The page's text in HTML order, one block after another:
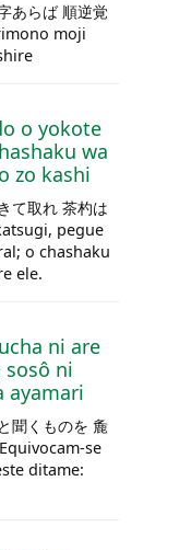
あらば 順逆覚
moji
o yokote
wa
zo kashi
て取れ 茶杓は
pegue
o chashaku
ele.
ni are
ni
ayamari
聞くものを 麁
se
ditame: